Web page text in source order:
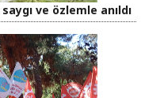
ve özlemle anıldı